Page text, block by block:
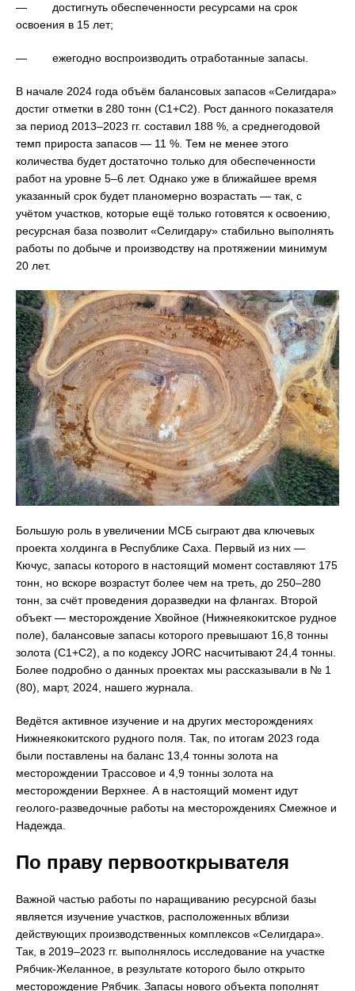
— достигнуть обеспеченности ресурсами на срок
освоения в 15 лет;
— ежегодно воспроизводить отработанные запасы.
В начале 2024 года объём балансовых запасов «Селигдара»
достиг отметки в 280 тонн (С1+С2). Рост данного показателя
за период 2013–2023 гг. составил 188 %, а среднегодовой
темп прироста запасов — 11 %. Тем не менее этого
количества будет достаточно только для обеспеченности
работ на уровне 5–6 лет. Однако уже в ближайшее время
указанный срок будет планомерно возрастать — так, с
учётом участков, которые ещё только готовятся к освоению,
ресурсная база позволит «Селигдару» стабильно выполнять
работы по добыче и производству на протяжении минимум
20 лет.
Большую роль в увеличении МСБ сыграют два ключевых
проекта холдинга в Республике Саха. Первый из них —
Кючус, запасы которого в настоящий момент составляют 175
тонн, но вскоре возрастут более чем на треть, до 250–280
тонн, за счёт проведения доразведки на флангах. Второй
объект — месторождение Хвойное (Нижнеякокитское рудное
поле), балансовые запасы которого превышают 16,8 тонны
золота (С1+С2), а по кодексу JORC насчитывают 24,4 тонны.
Более подробно о данных проектах мы рассказывали в № 1
(80), март, 2024, нашего журнала.
Ведётся активное изучение и на других месторождениях
Нижнеякокитского рудного поля. Так, по итогам 2023 года
были поставлены на баланс 13,4 тонны золота на
месторождении Трассовое и 4,9 тонны золота на
месторождении Верхнее. А в настоящий момент идут
геолого-разведочные работы на месторождениях Смежное и
Надежда.
По праву первооткрывателя
Важной частью работы по наращиванию ресурсной базы
является изучение участков, расположенных вблизи
действующих производственных комплексов «Селигдара».
Так, в 2019–2023 гг. выполнялось исследование на участке
Рябчик-Желанное, в результате которого было открыто
месторождение Рябчик. Запасы нового объекта пополнят